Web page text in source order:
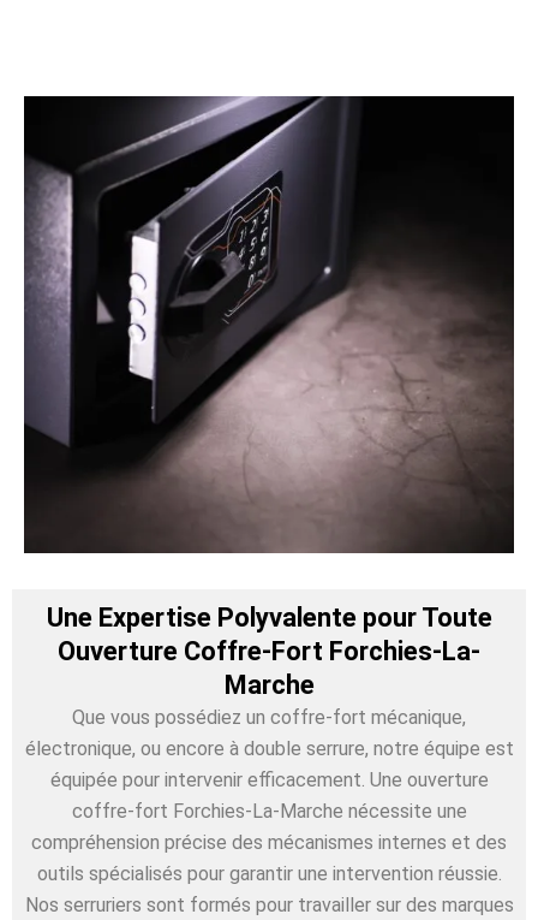
Une Expertise Polyvalente pour Toute
Ouverture Coffre-Fort Forchies-La-
Marche
Que vous possédiez un coffre-fort mécanique,
électronique, ou encore à double serrure, notre équipe est
équipée pour intervenir efficacement. Une ouverture
coffre-fort Forchies-La-Marche nécessite une
compréhension précise des mécanismes internes et des
outils spécialisés pour garantir une intervention réussie.
Nos serruriers sont formés pour travailler sur des marques